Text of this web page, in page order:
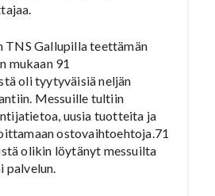
TNS Gallupilla teettämän
mukaan 91
oli tyytyväisiä neljän
Messuille tultiin
uusia tuotteita ja
ostovaihtoehtoja.71
olikin löytänyt messuilta
palvelun.